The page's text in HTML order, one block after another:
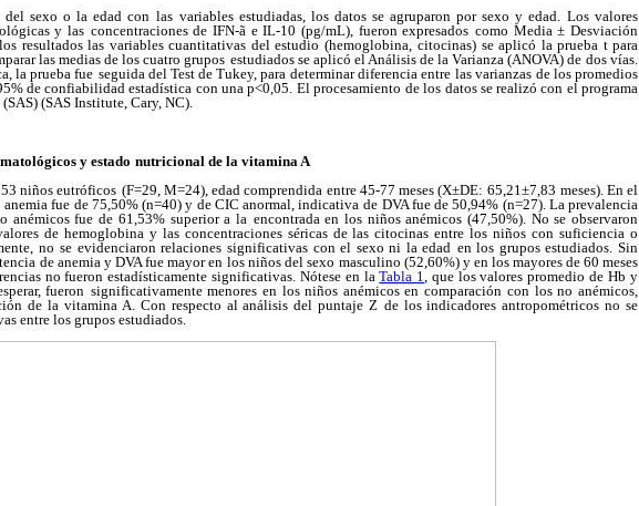
sexo o la edad con las variables estudiadas, los datos se agruparon por sexo y edad. Los valores
y las concentraciones de IFN-ã e IL-10 (pg/mL), fueron expresados como Media ± Desviación
los resultados las variables cuantitativas del estudio (hemoglobina, citocinas) se aplicó la prueba t para
las medias de los cuatro grupos estudiados se aplicó el Análisis de la Varianza (ANOVA) de dos vías.
la prueba fue seguida del Test de Tukey, para determinar diferencia entre las varianzas de los promedios
de confiabilidad estadística con una p<0,05. El procesamiento de los datos se realizó con el programa
(SAS Institute, Cary, NC).
y estado nutricional de la vitamina A
niños eutróficos (F=29, M=24), edad comprendida entre 45-77 meses (X±DE: 65,21±7,83 meses). En el
anemia fue de 75,50% (n=40) y de CIC anormal, indicativa de DVA fue de 50,94% (n=27). La prevalencia
anémicos fue de 61,53% superior a la encontrada en los niños anémicos (47,50%). No se observaron
de hemoglobina y las concentraciones séricas de las citocinas entre los niños con suficiencia o
no se evidenciaron relaciones significativas con el sexo ni la edad en los grupos estudiados. Sin
de anemia y DVA fue mayor en los niños del sexo masculino (52,60%) y en los mayores de 60 meses
no fueron estadísticamente significativas. Nótese en laTabla 1 , que los valores promedio de Hb y
fueron significativamente menores en los niños anémicos en comparación con los no anémicos,
de la vitamina A. Con respecto al análisis del puntaje Z de los indicadores antropométricos no se
entre los grupos estudiados.